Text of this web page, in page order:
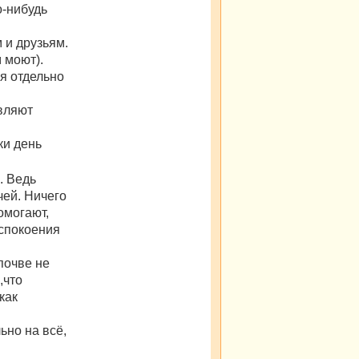
нибудь
друзьям.
моют).
отдельно
день
Ведь
Ничего
не
на всё,